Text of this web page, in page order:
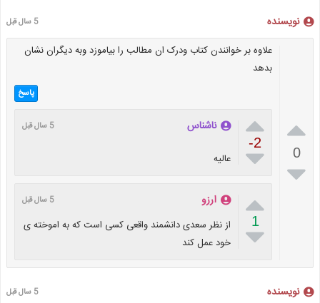
نویسنده 5 سال قبل

0

علاوه بر خوانندن کتاب ودرک ان مطالب را بیاموزد وبه دیگران نشان
بدهد
پاسخ

-2

ناشناس 5 سال قبل
عالیه

1

ارزو 5 سال قبل
از نظر سعدی دانشمند واقعی کسی است که به اموخته ی
خود عمل کند
نویسنده 5 سال قبل